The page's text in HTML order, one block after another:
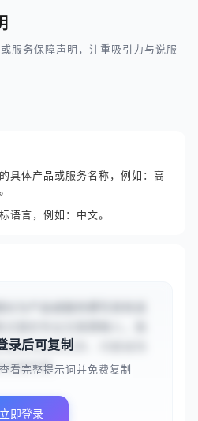
服务保障声明，注重吸引力与说服
具体产品或服务名称，例如：高
语言，例如：中文。
相关的具体任务、问题或场
份提供建...
录后可复制
看完整提示词并免费复制
立即登录